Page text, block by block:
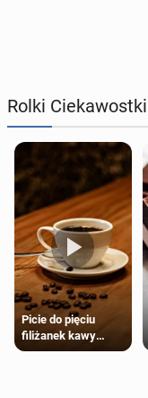
Rolki Ciekawostki
Picie do pięciu
filiżanek kawy
dziennie jest